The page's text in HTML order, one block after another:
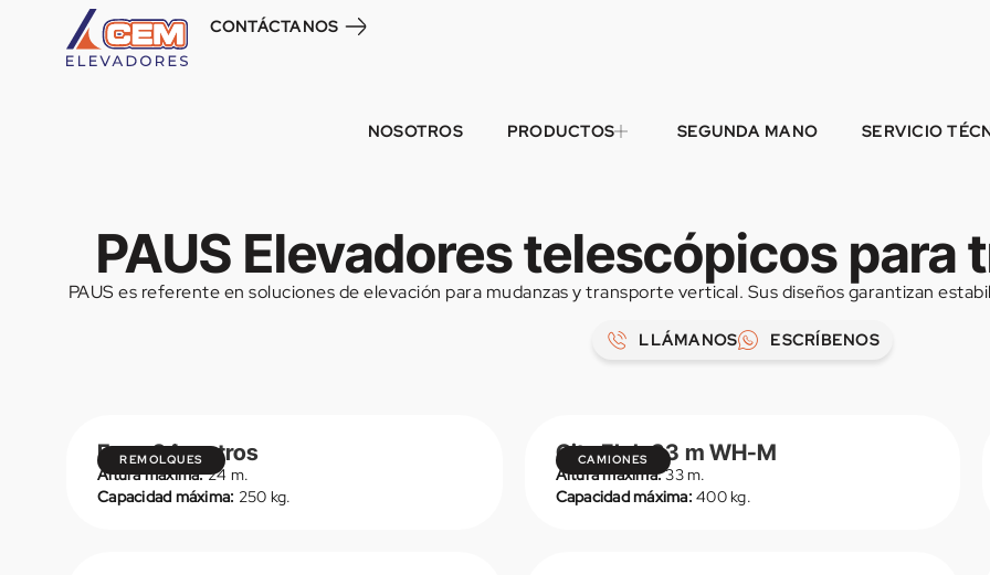
CONTÁCTANOS
NOSOTROS PRODUCTOS SEGUNDA MANO SERVICIO
PAUS Elevadores telescópicos para
PAUS es referente en soluciones de elevación para mudanzas y transporte vertical. Sus diseños garantizan
LLÁMANOS ESCRÍBENOS
REMOLQUES
Easy 24 metros
Altura máxima:24 m.
Capacidad máxima: 250 kg.
CAMIONES
City Floh 33 m WH-M
Altura máxima:33 m.
Capacidad máxima:400 kg.